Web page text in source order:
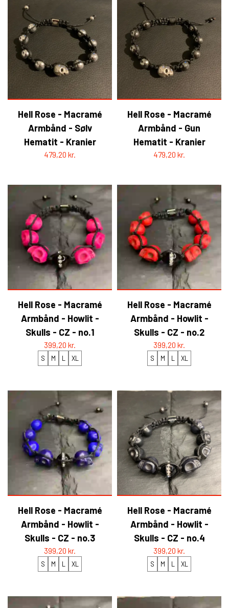
WET-LOOK
YFD - BLUSER
YFD - TOPPE
YFD - HOODIES
HELL ROSE - BAPHOMET
Hell Rose - Macramé
Armbånd - Sølv
Hematit - Kranier
479,20 kr.
Hell Rose - Macramé
Armbånd - Gun
Hematit - Kranier
479,20 kr.
Hell Rose - Macramé
Armbånd - Howlit -
Skulls - CZ - no.1
399,20 kr.
S M L XL
Hell Rose - Macramé
Armbånd - Howlit -
Skulls - CZ - no.2
399,20 kr.
S M L XL
Hell Rose - Macramé
Armbånd - Howlit -
Skulls - CZ - no.3
399,20 kr.
S M L XL
Hell Rose - Macramé
Armbånd - Howlit -
Skulls - CZ - no.4
399,20 kr.
S M L XL